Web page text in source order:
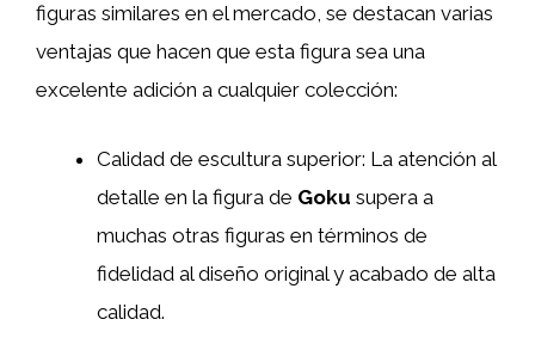
figuras similares en el mercado, se destacan varias
ventajas que hacen que esta figura sea una
excelente adición a cualquier colección:
Calidad de escultura superior: La atención al
detalle en la figura de Goku supera a
muchas otras figuras en términos de
fidelidad al diseño original y acabado de alta
calidad.